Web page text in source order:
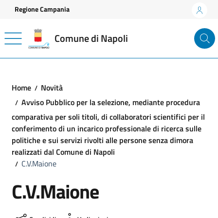
Vai ai contenuti
Vai al footer
Regione Campania
Comune di Napoli
Home
Novità
Avviso Pubblico per la selezione, mediante procedura
comparativa per soli titoli, di collaboratori scientifici per il
conferimento di un incarico professionale di ricerca sulle
politiche e sui servizi rivolti alle persone senza dimora
realizzati dal Comune di Napoli
C.V.Maione
C.V.Maione